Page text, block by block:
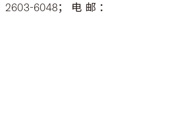
6048；电邮：